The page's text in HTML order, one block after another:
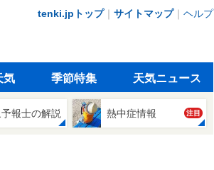
tenki.jpトップ｜ サイトマップ｜ ヘルプ
気 季節特集 天気ニュース
報士の解説 熱中症情報 注目